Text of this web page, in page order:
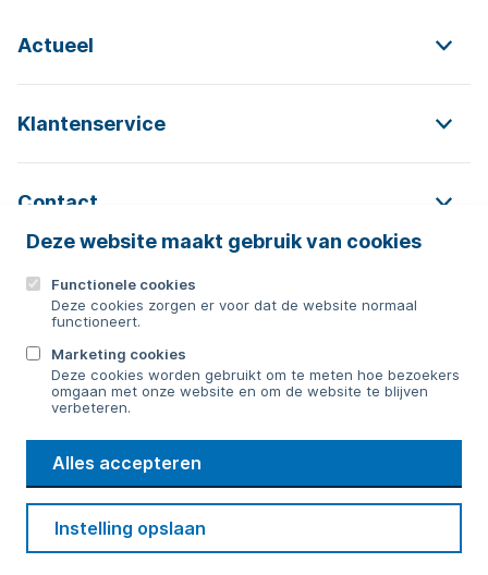
Deze website maakt gebruik van cookies
Functionele cookies
Deze cookies zorgen er voor dat de website normaal
functioneert.
Marketing cookies
Deze cookies worden gebruikt om te meten hoe bezoekers
omgaan met onze website en om de website te blijven
verbeteren.
Alles accepteren
Instelling opslaan
Actueel
Klantenservice
Contact
Contact
Bericht sturen
WMD
Drinkwater
Cookie voorkeuren
Privacy Disclaimer